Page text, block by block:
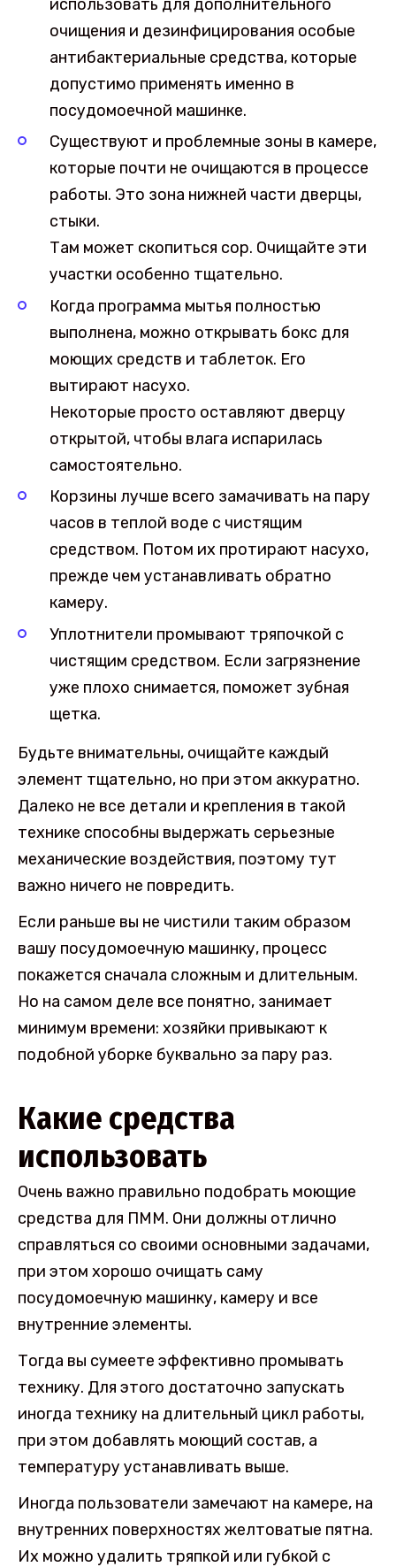
использовать для дополнительного
очищения и дезинфицирования особые
антибактериальные средства, которые
допустимо применять именно в
посудомоечной машинке.
Существуют и проблемные зоны в камере,
которые почти не очищаются в процессе
работы. Это зона нижней части дверцы,
стыки.
Там может скопиться сор. Очищайте эти
участки особенно тщательно.
Когда программа мытья полностью
выполнена, можно открывать бокс для
моющих средств и таблеток. Его
вытирают насухо.
Некоторые просто оставляют дверцу
открытой, чтобы влага испарилась
самостоятельно.
Корзины лучше всего замачивать на пару
часов в теплой воде с чистящим
средством. Потом их протирают насухо,
прежде чем устанавливать обратно
камеру.
Уплотнители промывают тряпочкой с
чистящим средством. Если загрязнение
уже плохо снимается, поможет зубная
щетка.
Будьте внимательны, очищайте каждый
элемент тщательно, но при этом аккуратно.
Далеко не все детали и крепления в такой
технике способны выдержать серьезные
механические воздействия, поэтому тут
важно ничего не повредить.
Если раньше вы не чистили таким образом
вашу посудомоечную машинку, процесс
покажется сначала сложным и длительным.
Но на самом деле все понятно, занимает
минимум времени: хозяйки привыкают к
подобной уборке буквально за пару раз.
Какие средства
использовать
Очень важно правильно подобрать моющие
средства для ПММ. Они должны отлично
справляться со своими основными задачами,
при этом хорошо очищать саму
посудомоечную машинку, камеру и все
внутренние элементы.
Тогда вы сумеете эффективно промывать
технику. Для этого достаточно запускать
иногда технику на длительный цикл работы,
при этом добавлять моющий состав, а
температуру устанавливать выше.
Иногда пользователи замечают на камере, на
внутренних поверхностях желтоватые пятна.
Их можно удалить тряпкой или губкой с